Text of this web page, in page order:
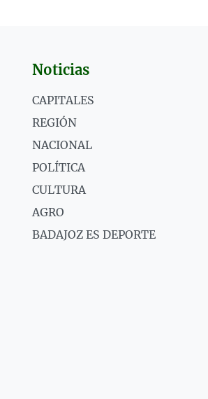
Noticias
CAPITALES
REGIÓN
NACIONAL
POLÍTICA
CULTURA
AGRO
BADAJOZ ES DEPORTE